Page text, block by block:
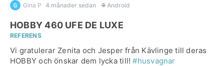
Gina P 4 månader sedan Android
HOBBY 460 UFE DE LUXE
REFERENS
Vi gratulerar Zenita och Jesper från Kävlinge till deras
HOBBY och önskar dem lycka till!#husvagnar